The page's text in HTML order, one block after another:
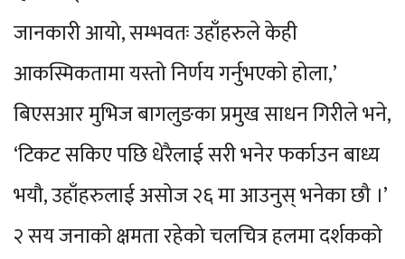
जानकारी आयो, सम्भवतः उहाँहरुले केही
आकस्मिकतामा यस्तो निर्णय गर्नुभएको होला,’
बिएसआर मुभिज बागलुङका प्रमुख साधन गिरीले भने,
‘टिकट सकिए पछि धेरैलाई सरी भनेर फर्काउन बाध्य
भयौ, उहाँहरुलाई असोज २६ मा आउनुस् भनेका छौ ।’
२ सय जनाको क्षमता रहेको चलचित्र हलमा दर्शकको